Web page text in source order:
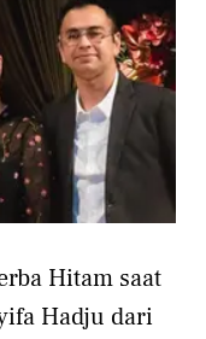
Hitam saat
Hadju dari